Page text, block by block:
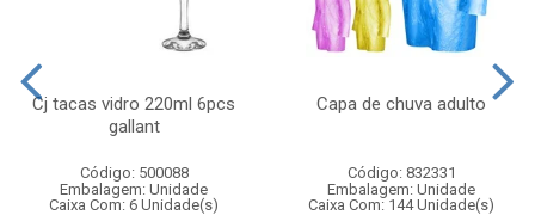
Cj tacas vidro 220ml 6pcs
gallant
Código: 500088
Embalagem: Unidade
Caixa Com: 6 Unidade(s)
Capa de chuva adulto
Código: 832331
Embalagem: Unidade
Caixa Com: 144 Unidade(s)